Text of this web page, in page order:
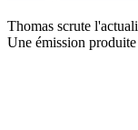
Thomas scrute
Une émission